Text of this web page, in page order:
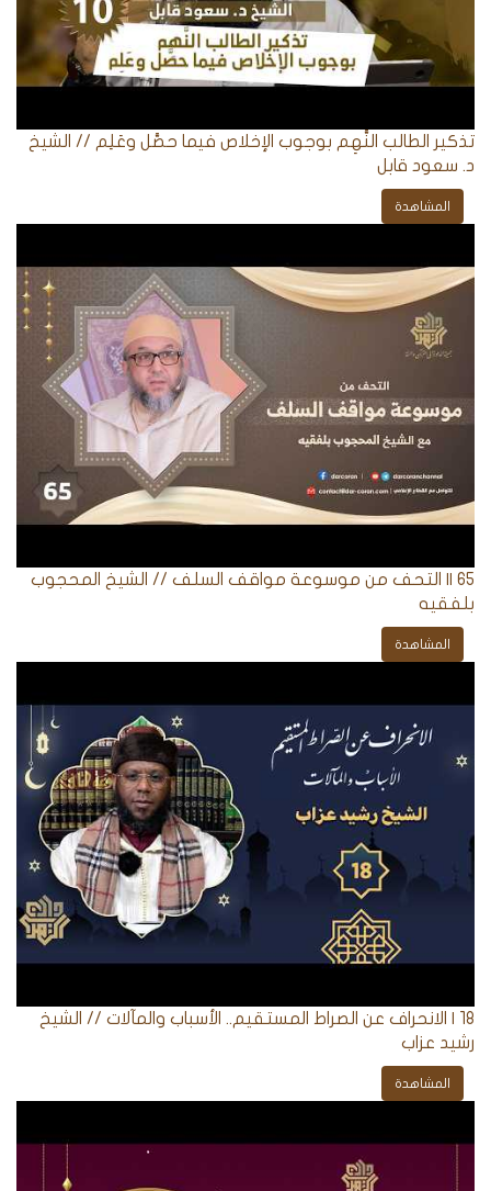
تذكير الطالب النَّهِم بوجوب الإخلاص فيما حصَّل وعَلِم // الشيخ
د. سعود قابل
المشاهدة
65 || التحف من موسوعة مواقف السلف // الشيخ المحجوب
بلفقيه
المشاهدة
18 | الانحراف عن الصراط المستقيم.. الأسباب والمآلات // الشيخ
رشيد عزاب
المشاهدة